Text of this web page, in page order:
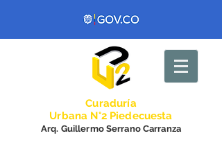
Curaduría
Urbana N°2 Piedecuesta
Arq. Guillermo Serrano Carranza